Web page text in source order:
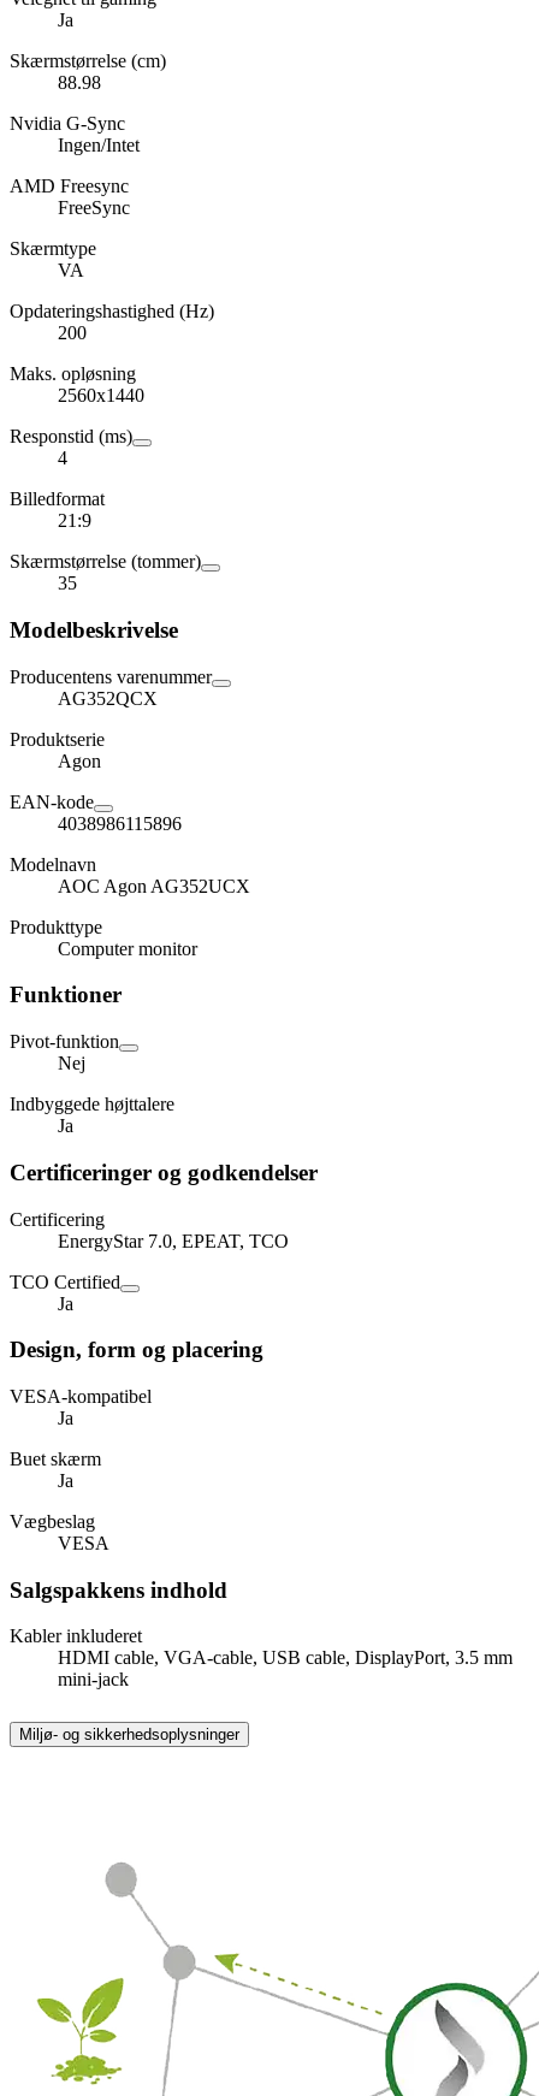
Ja
Skærmstørrelse (cm)
88.98
Nvidia G-Sync
Ingen/Intet
AMD Freesync
FreeSync
Skærmtype
VA
Opdateringshastighed (Hz)
200
Maks. opløsning
2560x1440
Responstid (ms)
4
Billedformat
21:9
Skærmstørrelse (tommer)
35
Modelbeskrivelse
Producentens varenummer
AG352QCX
Produktserie
Agon
EAN-kode
4038986115896
Modelnavn
AOC Agon AG352UCX
Produkttype
Computer monitor
Funktioner
Pivot-funktion
Nej
Indbyggede højttalere
Ja
Certificeringer og godkendelser
Certificering
EnergyStar 7.0, EPEAT, TCO
TCO Certified
Ja
Design, form og placering
VESA-kompatibel
Ja
Buet skærm
Ja
Vægbeslag
VESA
Salgspakkens indhold
Kabler inkluderet
HDMI cable, VGA-cable, USB cable, DisplayPort, 3.5 mm
mini-jack
Miljø- og sikkerhedsoplysninger